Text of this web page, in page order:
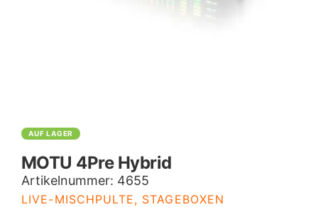
AUF LAGER
MOTU 4Pre Hybrid
Artikelnummer: 4655
LIVE-MISCHPULTE, STAGEBOXEN